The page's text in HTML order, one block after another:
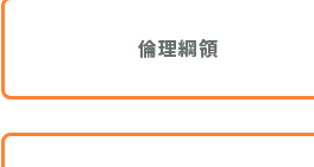
倫理綱領